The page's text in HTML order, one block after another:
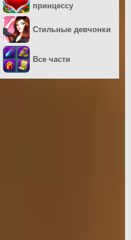
принцессу
Стильные девчонки
Все части